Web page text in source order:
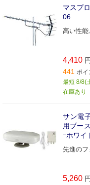
マスプ
06
高い性
4,410
441 ポイ
最短 8/8(
在庫あり
サン電
用ブー
ｰホワイ
先進のフ
5,260